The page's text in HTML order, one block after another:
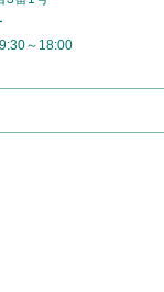
～18:00